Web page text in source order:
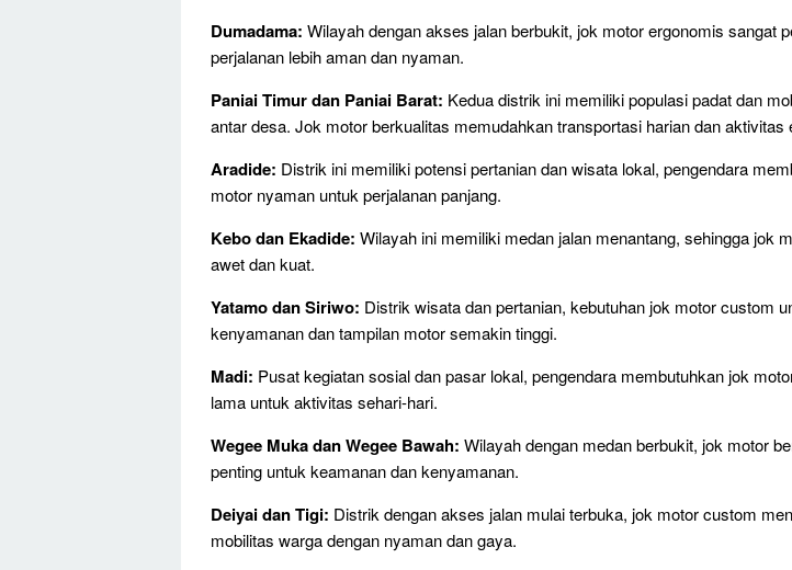
Dumadama: Wilayah dengan akses jalan berbukit, jok motor ergonomis sangat
perjalanan lebih aman dan nyaman.
Paniai Timur dan Paniai Barat: Kedua distrik ini memiliki populasi padat dan
antar desa. Jok motor berkualitas memudahkan transportasi harian dan aktivitas
Aradide: Distrik ini memiliki potensi pertanian dan wisata lokal, pengendara
motor nyaman untuk perjalanan panjang.
Kebo dan Ekadide: Wilayah ini memiliki medan jalan menantang, sehingga jok
awet dan kuat.
Yatamo dan Siriwo: Distrik wisata dan pertanian, kebutuhan jok motor custom
kenyamanan dan tampilan motor semakin tinggi.
Madi: Pusat kegiatan sosial dan pasar lokal, pengendara membutuhkan jok
lama untuk aktivitas sehari-hari.
Wegee Muka dan Wegee Bawah: Wilayah dengan medan berbukit, jok motor
penting untuk keamanan dan kenyamanan.
Deiyai dan Tigi: Distrik dengan akses jalan mulai terbuka, jok motor custom
mobilitas warga dengan nyaman dan gaya.